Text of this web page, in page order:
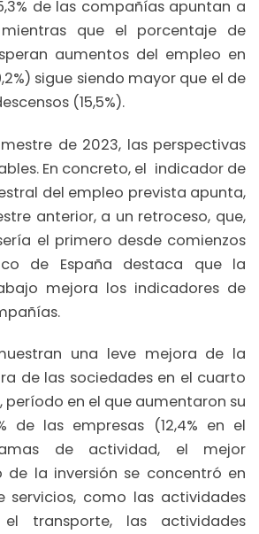
de las compañías apuntan a
que el porcentaje de
aumentos del empleo en
sigue siendo mayor que el de
(15,5%).
de 2023, las perspectivas
En concreto, el indicador de
del empleo prevista apunta,
anterior, a un retroceso, que,
el primero desde comienzos
de España destaca que la
mejora los indicadores de
una leve mejora de la
de las sociedades en el cuarto
período en el que aumentaron su
de las empresas (12,4% en el
de actividad, el mejor
la inversión se concentró en
servicios, como las actividades
el transporte, las actividades